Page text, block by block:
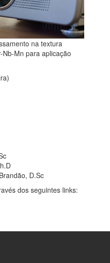
na textura
Mn para aplicação
D.Sc
dos seguintes links: